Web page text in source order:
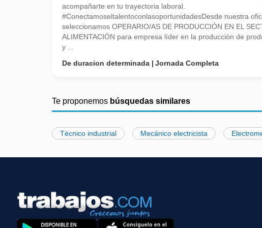
acompañarte en tu trayectoria laboral.
#ConectamoseltalentoconlasoportunidadesDesde nuestra
seleccionamos OPERARIO/AS DE PRODUCCIÓN EN EL
ALIMENTACIÓN para empresa líder en la producción de
y ...
De duracion determinada
Jornada Completa
Te proponemos búsquedas similares
Técnico industrial Mecánico electricista